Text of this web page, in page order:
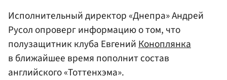
Исполнительный директор «Днепра» Андрей
Русол опроверг информацию о том, что
полузащитник клуба ЕвгенийКоноплянка
в ближайшее время пополнит состав
английского «Тоттенхэма».